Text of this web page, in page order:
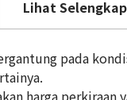
Rp
Lihat
pada
harga perkiraan